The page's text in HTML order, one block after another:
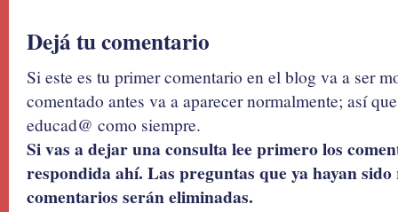
Dejá tu comentario
Si este es tu primer comentario en el blog va a ser
comentado antes va a aparecer normalmente; así
educad@ como siempre.
Si vas a dejar una consulta lee primero los
respondida ahí. Las preguntas que ya hayan
comentarios serán eliminadas.